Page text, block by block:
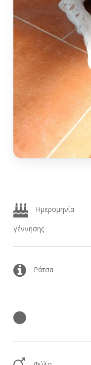
Ημερομηνία
γέννησης
Ράτσα